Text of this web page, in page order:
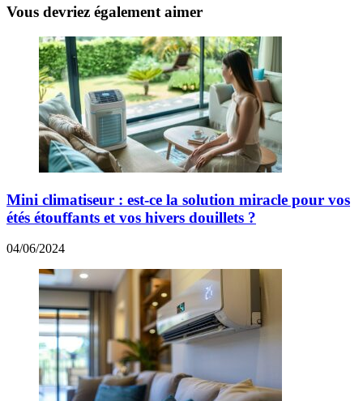
Vous devriez également aimer
Mini climatiseur : est-ce la solution miracle pour vos
étés étouffants et vos hivers douillets ?
04/06/2024